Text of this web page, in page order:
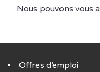
Nous pouvons vous
Offres d’emploi